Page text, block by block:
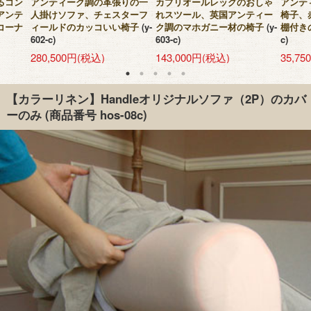
ンテ
ーナ
人掛けソファ、チェスターフ
ィールドのカッコいい椅子 (y-
602-c)
280,500円(税込)
れスツール、英国アンティー
ク調のマホガニー材の椅子 (y-
603-c)
143,000円(税込)
椅子、
棚付き
c)
【カラーリネン】Handleオリジナルソファ（2P）のカバ
ーのみ(商品番号 hos-08c)